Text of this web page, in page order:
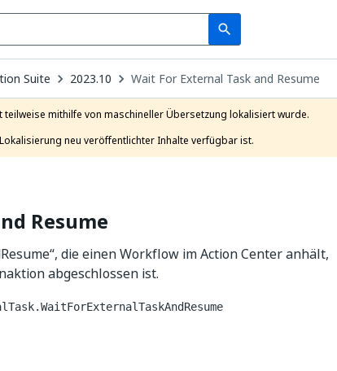
search
Search
Suite 2023.10 Wait For External Task and Resume
mithilfe von maschineller Übersetzung lokalisiert wurde.
neu veröffentlichter Inhalte verfügbar ist.
Resume
die einen Workflow im Action Center anhält,
abgeschlossen ist.